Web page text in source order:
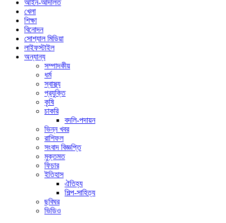
আইন-আদালত
খেলা
শিক্ষা
বিনোদন
সোশ্যাল মিডিয়া
লাইফস্টাইল
অন্যান্য
সম্পাদকীয়
ধর্ম
স্বাস্থ্য
প্রযুক্তি
কৃষি
চাকরি
বদলি-পদায়ন
ভিন্ন খবর
রাশিফল
সংবাদ বিজ্ঞপ্তি
মুক্তমত
ফিচার
ইতিহাস
ঐতিহ্য
শিল্প-সাহিত্য
ছবিঘর
ভিডিও